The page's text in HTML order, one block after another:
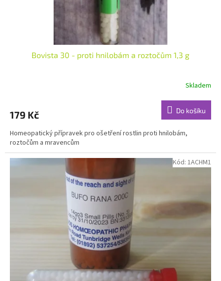
Bovista 30 - proti hnilobám a roztočům 1,3 g
Skladem
179 Kč Do košíku
Homeopatický přípravek pro ošetření rostlin proti hnilobám,
roztočům a mravencům
Kód: 1ACHM1